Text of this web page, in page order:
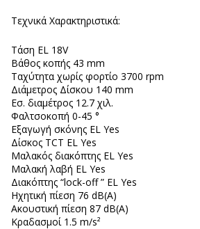
Τεχνικά Χαρακτηριστικά:
Τάση EL 18V
Βάθος κοπής 43 mm
Ταχύτητα χωρίς φορτίο 3700 rpm
Διάμετρος Δίσκου 140 mm
Εσ. διαμέτρος 12.7 χιλ.
Φαλτσοκοπή 0-45 °
Εξαγωγή σκόνης EL Yes
Δίσκος TCT EL Yes
Μαλακός διακόπτης EL Yes
Μαλακή λαβή EL Yes
Διακόπτης “lock-off ” EL Yes
Ηχητική πίεση 76 dB(A)
Ακουστική πίεση 87 dB(A)
Κραδασμοί 1.5 m/s²